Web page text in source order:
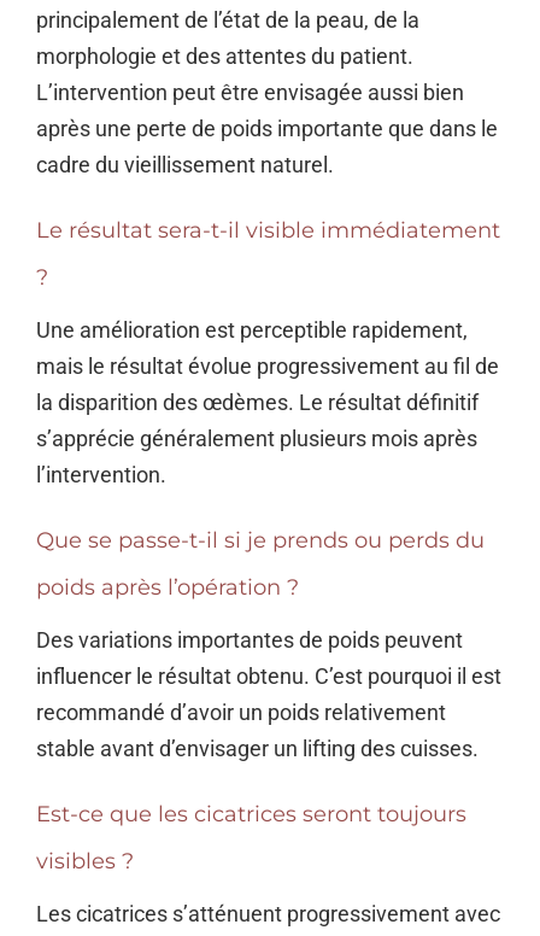
principalement de l’état de la peau, de la
morphologie et des attentes du patient.
L’intervention peut être envisagée aussi bien
après une perte de poids importante que dans le
cadre du vieillissement naturel.
Le résultat sera-t-il visible immédiatement
?
Une amélioration est perceptible rapidement,
mais le résultat évolue progressivement au fil de
la disparition des œdèmes. Le résultat définitif
s’apprécie généralement plusieurs mois après
l’intervention.
Que se passe-t-il si je prends ou perds du
poids après l’opération ?
Des variations importantes de poids peuvent
influencer le résultat obtenu. C’est pourquoi il est
recommandé d’avoir un poids relativement
stable avant d’envisager un lifting des cuisses.
Est-ce que les cicatrices seront toujours
visibles ?
Les cicatrices s’atténuent progressivement avec